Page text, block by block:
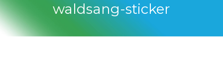
waldsang-sticker